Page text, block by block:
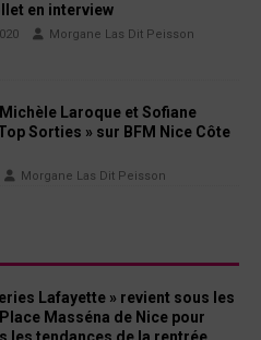
en interview
Morgane Las Dit Peisson
Laroque et Sofiane
Sorties » sur BFM Nice Côte
Morgane Las Dit Peisson
Lafayette » revient sous les
Masséna de Nice pour